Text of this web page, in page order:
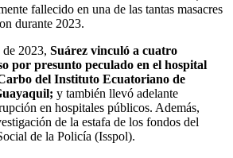
fallecido en una de las tantas masacres
durante 2023.
de 2023, Suárez vinculó a cuatro
por presunto peculado en el hospital
del Instituto Ecuatoriano de
y también llevó adelante
en hospitales públicos. Además,
de la estafa de los fondos del
de la Policía (Isspol).